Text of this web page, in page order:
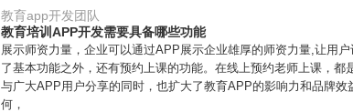
教育app开发团队
教育培训APP开发需要具备哪些功能
展示师资力量，企业可以通过APP展示企业雄厚的师资力量,让用
了基本功能之外，还有预约上课的功能。在线上预约老师上课，
与广大APP用户分享的同时，也扩大了教育APP的影响力和品牌
何，